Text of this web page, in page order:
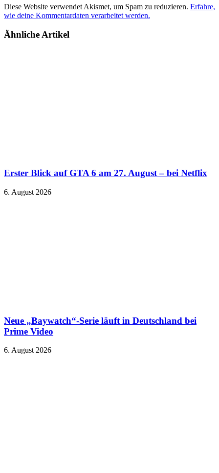
Diese Website verwendet Akismet, um Spam zu reduzieren. Erfahre,
wie deine Kommentardaten verarbeitet werden.
Ähnliche Artikel
Erster Blick auf GTA 6 am 27. August – bei Netflix
6. August 2026
Neue „Baywatch“-Serie läuft in Deutschland bei
Prime Video
6. August 2026